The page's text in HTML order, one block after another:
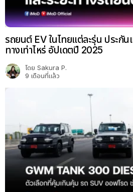
รถยนต์ EV ในไทยแต่ละรุ่น ประกัน
ทางเท่าไหร่ อัปเดตปี 2025
โดย Sakura P.
9 เดือนที่แล้ว